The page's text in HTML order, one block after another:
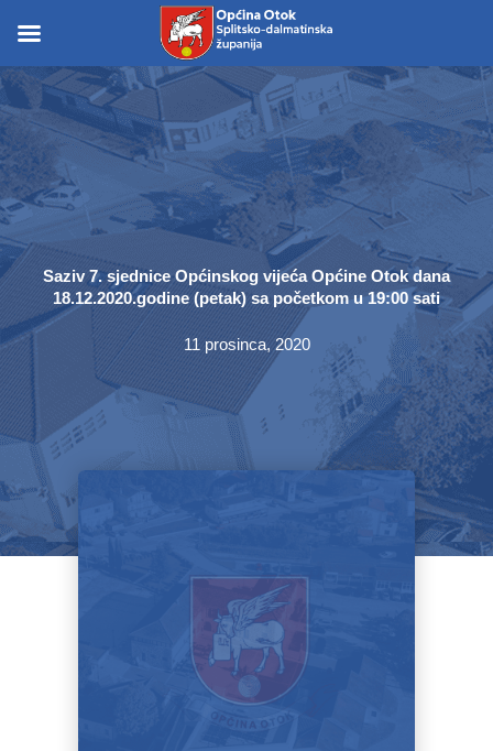
content
content
Saziv 7. sjednice Općinskog vijeća Općine Otok dana
18.12.2020.godine (petak) sa početkom u 19:00 sati
11 prosinca, 2020